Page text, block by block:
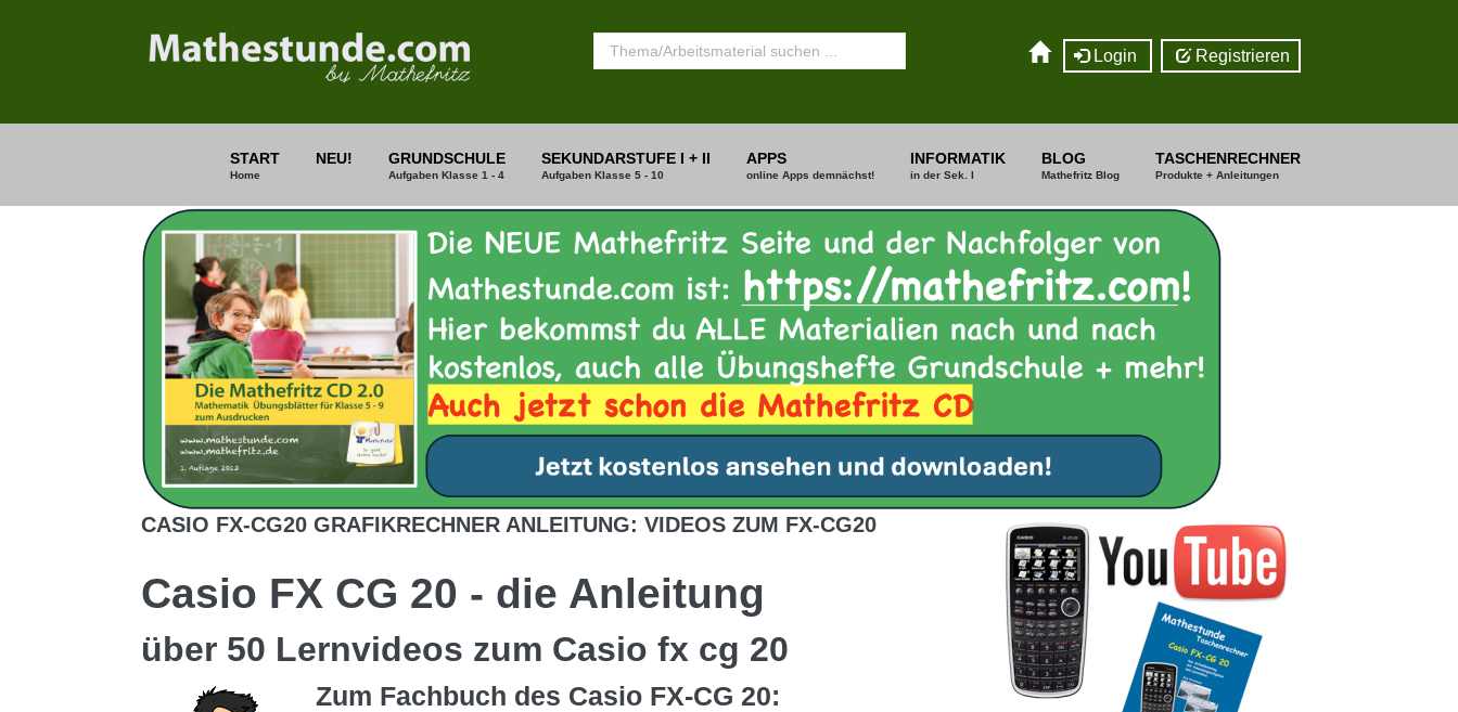
Login Registrieren
START
Home
NEU! GRUNDSCHULE
Aufgaben Klasse 1 - 4
SEKUNDARSTUFE I + II
Aufgaben Klasse 5 - 10
APPS
online Apps demnächst!
INFORMATIK
in der Sek. I
BLOG
Mathefritz Blog
TASCHENRECHNER
Produkte + Anleitungen
CASIO FX-CG20 GRAFIKRECHNER ANLEITUNG: VIDEOS ZUM FX-CG20
Casio FX CG 20 - die Anleitung
über 50 Lernvideos zum Casio fx cg 20
Zum Fachbuch des Casio FX-CG 20: